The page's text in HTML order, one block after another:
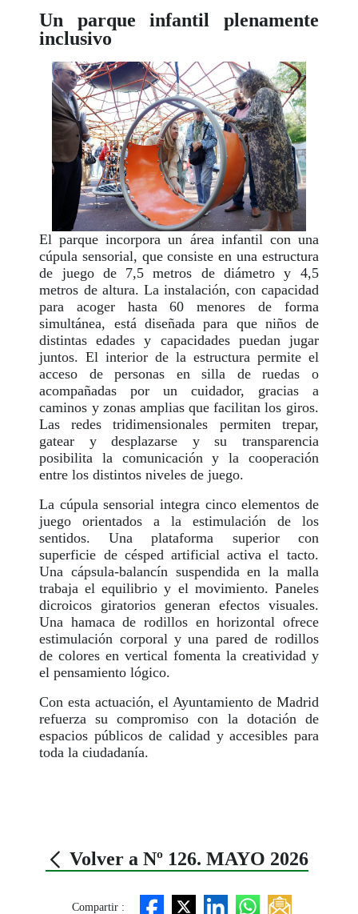
Un parque infantil plenamente
inclusivo
El parque incorpora un área infantil con una
cúpula sensorial, que consiste en una estructura
de juego de 7,5 metros de diámetro y 4,5
metros de altura. La instalación, con capacidad
para acoger hasta 60 menores de forma
simultánea, está diseñada para que niños de
distintas edades y capacidades puedan jugar
juntos. El interior de la estructura permite el
acceso de personas en silla de ruedas o
acompañadas por un cuidador, gracias a
caminos y zonas amplias que facilitan los giros.
Las redes tridimensionales permiten trepar,
gatear y desplazarse y su transparencia
posibilita la comunicación y la cooperación
entre los distintos niveles de juego.
La cúpula sensorial integra cinco elementos de
juego orientados a la estimulación de los
sentidos. Una plataforma superior con
superficie de césped artificial activa el tacto.
Una cápsula-balancín suspendida en la malla
trabaja el equilibrio y el movimiento. Paneles
dicroicos giratorios generan efectos visuales.
Una hamaca de rodillos en horizontal ofrece
estimulación corporal y una pared de rodillos
de colores en vertical fomenta la creatividad y
el pensamiento lógico.
Con esta actuación, el Ayuntamiento de Madrid
refuerza su compromiso con la dotación de
espacios públicos de calidad y accesibles para
toda la ciudadanía.
Volver a Nº 126. MAYO 2026
Compartir :